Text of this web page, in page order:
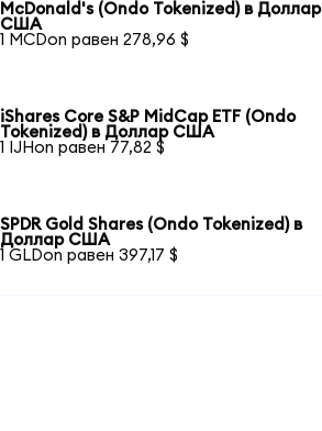
McDonald's (Ondo Tokenized) в Доллар
США
1 MCDon равен 278,96 $
iShares Core S&P MidCap ETF (Ondo
Tokenized) в Доллар США
1 IJHon равен 77,82 $
SPDR Gold Shares (Ondo Tokenized) в
Доллар США
1 GLDon равен 397,17 $